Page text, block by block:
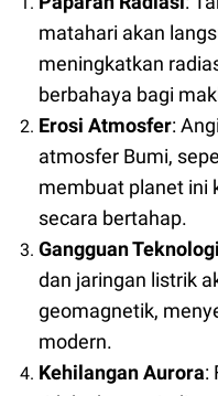
matahari akan
meningkatkan
berbahaya bagi
Erosi Atmosfer:
atmosfer Bumi,
membuat planet ini
secara bertahap.
Gangguan Teknologi
dan jaringan listrik
geomagnetik,
modern.
Kehilangan Aurora: